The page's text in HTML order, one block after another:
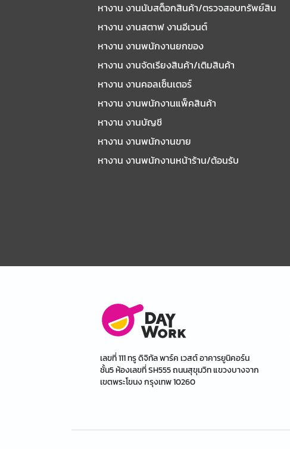
หางาน งานนับสต็อกสินค้า/ตรวจสอบทรัพย์สิน
หางาน งานสตาฟ งานอีเวนต์
หางาน งานพนักงานยกของ
หางาน งานจัดเรียงสินค้า/เติมสินค้า
หางาน งานคอลเซ็นเตอร์
หางาน งานพนักงานแพ็คสินค้า
หางาน งานบัญชี
หางาน งานพนักงานขาย
หางาน งานพนักงานหน้าร้าน/ต้อนรับ
เลขที่ 111 ทรู ดิจิทัล พาร์ค เวสต์ อาคารยูนิคอร์น
ชั้น5 ห้องเลขที่ SH555 ถนนสุขุมวิท แขวงบางจาก
เขตพระโขนง กรุงเทพ 10260